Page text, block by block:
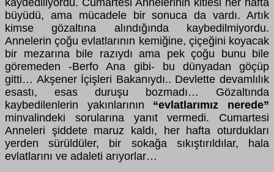
kaydediliyordu. Cumartesi Annelerinin kitlesi her hafta
büyüdü, ama mücadele bir sonuca da vardı. Artık
kimse gözaltına alındığında kaybedilmiyordu.
Annelerin çoğu evlatlarının kemiğine, çiçeğini koyacak
bir mezarına bile razıydı ama pek çoğu bunu bile
göremeden -Berfo Ana gibi- bu dünyadan göçüp
gitti… Akşener İçişleri Bakanıydı.. Devlette devamlılık
esastı, esas duruşu bozmadı… Gözaltında
kaybedilenlerin yakınlarının “evlatlarımız nerede”
minvalindeki sorularına yanıt vermedi. Cumartesi
Anneleri şiddete maruz kaldı, her hafta oturdukları
yerden sürüldüler, bir sokağa sıkıştırıldılar, hala
evlatlarını ve adaleti arıyorlar…